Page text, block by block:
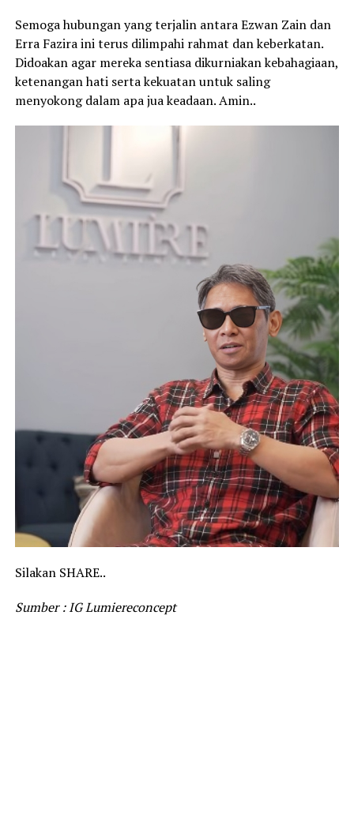
Semoga hubungan yang terjalin antara Ezwan Zain dan
Erra Fazira ini terus dilimpahi rahmat dan keberkatan.
Didoakan agar mereka sentiasa dikurniakan kebahagiaan,
ketenangan hati serta kekuatan untuk saling
menyokong dalam apa jua keadaan. Amin..
Silakan SHARE..
Sumber : IG Lumiereconcept